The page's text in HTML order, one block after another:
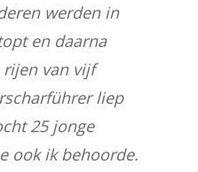
werden in
en daarna
van vijf
liep
25 jonge
ook ik behoorde.